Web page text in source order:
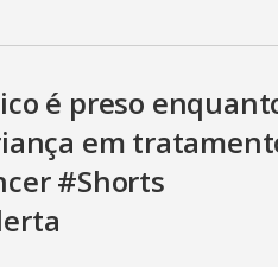
é preso
em
#Shorts